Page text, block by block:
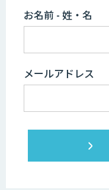
お名前 - 姓・名
メールアドレス